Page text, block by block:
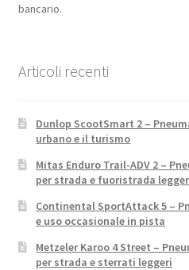
bancario.
Articoli recenti
Dunlop ScootSmart 2 –
urbano e il turismo
Mitas Enduro Trail-ADV 2 –
per strada e fuoristrada
Continental SportAttack 5 –
e uso occasionale in pista
Metzeler Karoo 4 Street –
per strada e sterrati leggeri